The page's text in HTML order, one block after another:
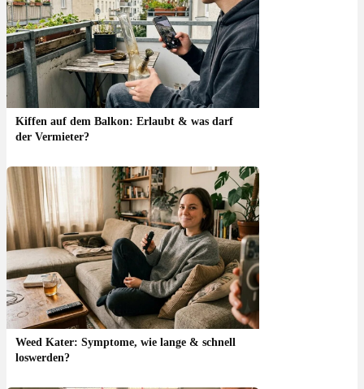
Kiffen auf dem Balkon: Erlaubt & was darf
der Vermieter?
Weed Kater: Symptome, wie lange & schnell
loswerden?